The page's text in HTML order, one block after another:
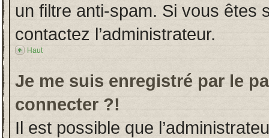
un filtre anti-spam. Si vous êtes
contactez l’administrateur.
Haut
Je me suis enregistré par le
connecter ?!
Il est possible que